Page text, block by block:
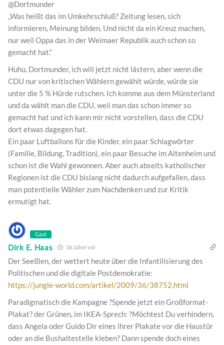
@Dortmunder
„Was heißt das im Umkehrschluß? Zeitung lesen, sich
informieren, Meinung bilden. Und nicht da ein Kreuz machen,
nur weil Oppa das in der Weimaer Republik auch schon so
gemacht hat.“
Huhu, Dortmunder, ich will jetzt nicht lästern, aber wenn die
CDU nur von kritischen Wählern gewählt würde, würde sie
unter die 5 % Hürde rutschen. Ich komme aus dem Münsterland
und da wählt man die CDU, weil man das schon immer so
gemacht hat und ich kann mir nicht vorstellen, dass die CDU
dort etwas dagegen hat.
Ein paar Luftballons für die Kinder, ein paar Schlagwörter
(Familie, Bildung, Tradition), ein paar Besuche im Altenheim und
schon ist die Wahl gewonnen. Aber auch abseits katholischer
Regionen ist die CDU bislang nicht dadurch aufgefallen, dass
man potentielle Wähler zum Nachdenken und zur Kritik
ermutigt hat.
Gast
Dirk E. Haas 16 Jahre vor
Der Seeßlen, der wettert heute über die Infantilisierung des
Politischen und die digitale Postdemokratie:
https://jungle-world.com/artikel/2009/36/38752.html
Paradigmatisch die Kampagne ?Spende jetzt ein Großformat-
Plakat? der Grünen, im IKEA-Sprech: ?Möchtest Du verhindern,
dass Angela oder Guido Dir eines ihrer Plakate vor die Haustür
oder an die Bushaltestelle kleben? Dann spende doch eines